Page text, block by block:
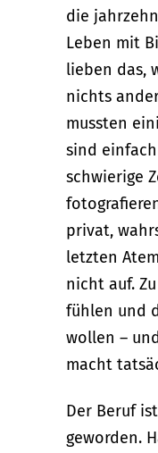
die
Leben mit
lieben das,
nichts
mussten
sind
schwierige
privat,
letzten
nicht auf.
fühlen und
wollen –
macht
Der Beruf
geworden.